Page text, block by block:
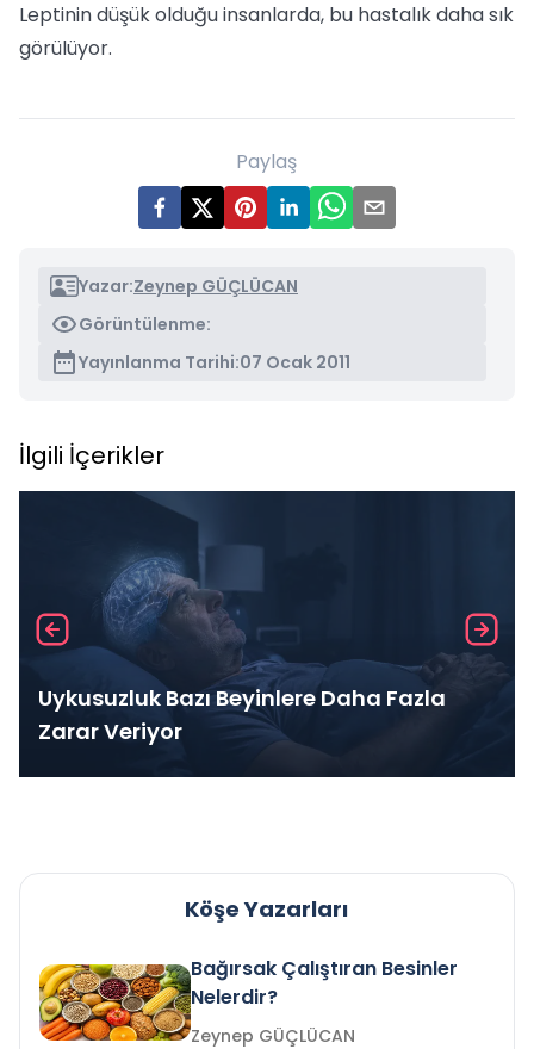
Leptinin düşük olduğu insanlarda, bu hastalık daha sık
görülüyor.
Paylaş
Yazar:Zeynep GÜÇLÜCAN
Görüntülenme:
Yayınlanma Tarihi:07 Ocak 2011
İlgili İçerikler
Uykusuzluk Bazı Beyinlere Daha Fazla
Zarar Veriyor
Köşe Yazarları
Bağırsak Çalıştıran Besinler
Nelerdir?
Zeynep GÜÇLÜCAN